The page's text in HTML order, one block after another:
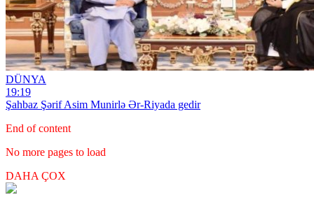
DÜNYA
19:19
Şahbaz Şərif Asim Munirlə Ər-Riyada gedir
End of content
No more pages to load
DAHA ÇOX